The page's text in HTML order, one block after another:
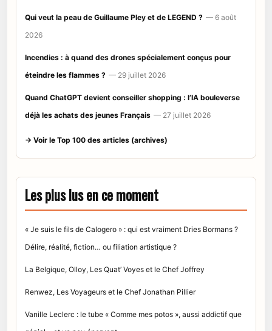
Qui veut la peau de Guillaume Pley et de LEGEND ? — 6 août
2026
Incendies : à quand des drones spécialement conçus pour
éteindre les flammes ? — 29 juillet 2026
Quand ChatGPT devient conseiller shopping : l’IA bouleverse
déjà les achats des jeunes Français — 27 juillet 2026
→ Voir le Top 100 des articles (archives)
Les plus lus en ce moment
« Je suis le fils de Calogero » : qui est vraiment Dries Bormans ?
Délire, réalité, fiction… ou filiation artistique ?
La Belgique, Olloy, Les Quat’ Voyes et le Chef Joffrey
Renwez, Les Voyageurs et le Chef Jonathan Pillier
Vanille Leclerc : le tube « Comme mes potos », aussi addictif que